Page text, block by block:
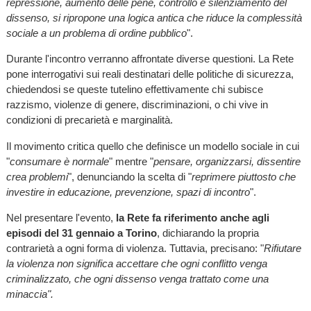
repressione, aumento delle pene, controllo e silenziamento del
dissenso, si ripropone una logica antica che riduce la complessità
sociale a un problema di ordine pubblico".
Durante l'incontro verranno affrontate diverse questioni. La Rete
pone interrogativi sui reali destinatari delle politiche di sicurezza,
chiedendosi se queste tutelino effettivamente chi subisce
razzismo, violenze di genere, discriminazioni, o chi vive in
condizioni di precarietà e marginalità.
Il movimento critica quello che definisce un modello sociale in cui
"consumare è normale" mentre "pensare, organizzarsi, dissentire
crea problemi", denunciando la scelta di "reprimere piuttosto che
investire in educazione, prevenzione, spazi di incontro".
Nel presentare l'evento, la Rete fa riferimento anche agli
episodi del 31 gennaio a Torino, dichiarando la propria
contrarietà a ogni forma di violenza. Tuttavia, precisano: "Rifiutare
la violenza non significa accettare che ogni conflitto venga
criminalizzato, che ogni dissenso venga trattato come una
minaccia".